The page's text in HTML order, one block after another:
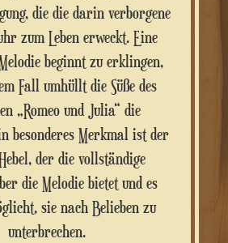
die die darin verborgene
zum Leben erweckt. Eine
beginnt zu erklingen,
Fall umhüllt die Süße des
„Romeo und Julia“ die
besonderes Merkmal ist der
der die vollständige
die Melodie bietet und es
sie nach Belieben zu
unterbrechen.